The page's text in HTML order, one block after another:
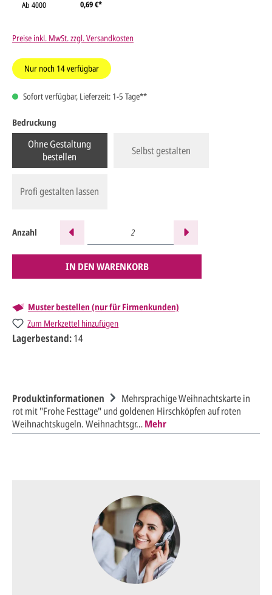
Ab 4000 0,69 €*
Preise inkl. MwSt. zzgl. Versandkosten
Nur noch 14verfügbar
Sofort verfügbar, Lieferzeit: 1-5 Tage**
Bedruckung
Ohne Gestaltung
bestellen
Selbst gestalten
Profi gestalten lassen
Anzahl
IN DEN WARENKORB
Muster bestellen (nur für Firmenkunden)
Zum Merkzettel hinzufügen
Lagerbestand:14
Produktinformationen
Mehrsprachige Weihnachtskarte in
rot mit "Frohe Festtage" und goldenen Hirschköpfen auf roten
Weihnachtskugeln. Weihnachtsgr…Mehr